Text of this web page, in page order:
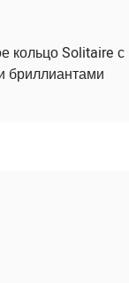
кольцо Solitaire с
бриллиантами